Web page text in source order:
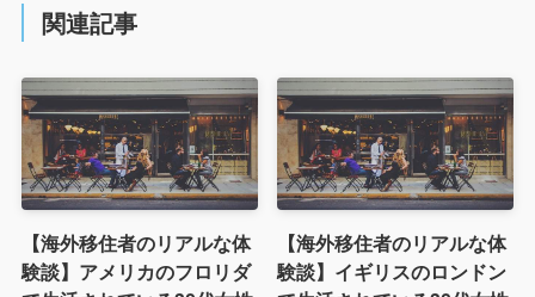
関連記事
【海外移住者のリアルな体
験談】アメリカのフロリダ
【海外移住者のリアルな体
験談】イギリスのロンドン